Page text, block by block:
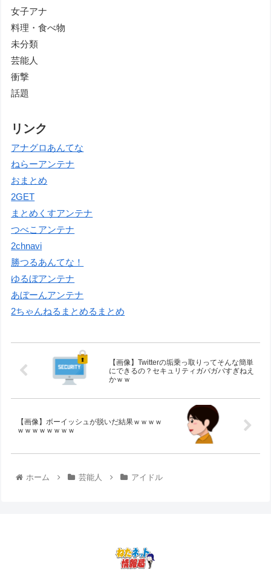
女子アナ
料理・食べ物
未分類
芸能人
衝撃
話題
リンク
アナグロあんてな
ねらーアンテナ
おまとめ
2GET
まとめくすアンテナ
つべこアンテナ
2chnavi
勝つるあんてな！
ゆるぼアンテナ
あぼーんアンテナ
2ちゃんねるまとめるまとめ
【画像】Twitterの垢乗っ取りってそんな簡単
にできるの？セキュリティガバガバすぎねえ
かｗｗ
【画像】ボーイッシュが脱いだ結果ｗｗｗｗ
ｗｗｗｗｗｗｗｗ
ホーム 芸能人 アイドル